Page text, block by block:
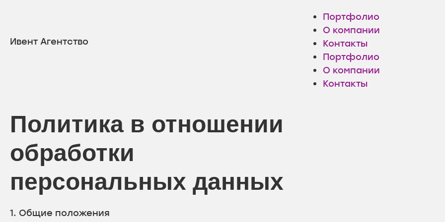
Ивент Агентство
Портфолио
О компании
Контакты
Портфолио
О компании
Контакты
Политика в отношении
обработки
персональных данных
1. Общие положения